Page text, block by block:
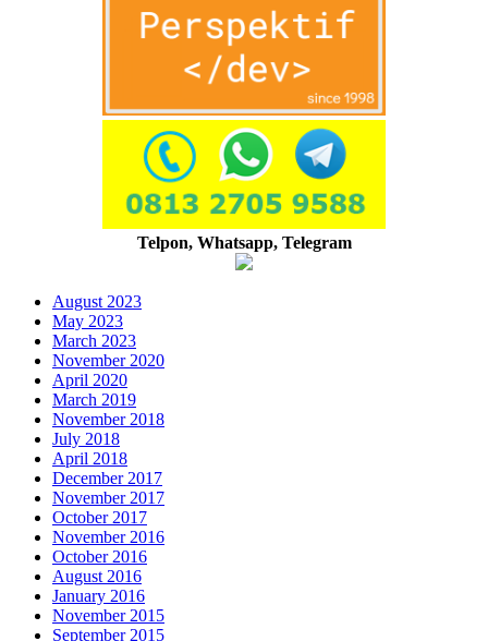
Telpon, Whatsapp, Telegram
August 2023
May 2023
March 2023
November 2020
April 2020
March 2019
November 2018
July 2018
April 2018
December 2017
November 2017
October 2017
November 2016
October 2016
August 2016
January 2016
November 2015
September 2015